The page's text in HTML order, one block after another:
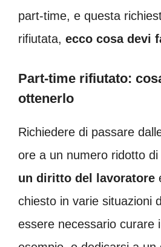
part-time, e questa
rifiutata, ecco cosa devi
Part-time rifiutato:
ottenerlo
Richiedere di passare
ore a un numero ridotto
un diritto del lavoratore
chiesto in varie situazioni
essere necessario curare